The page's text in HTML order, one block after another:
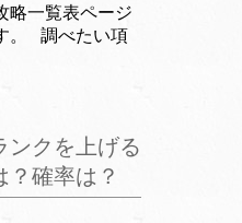
略一覧表ページ
。 調べたい項
ンクを上げる
？確率は？